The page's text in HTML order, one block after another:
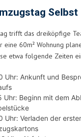
Selbst
trifft das dreiköpfige
eine 60m² Wohnung
etwa folgende Zeiten
Uhr: Ankunft und
Uhr: Beginn mit dem
Uhr: Verladen der